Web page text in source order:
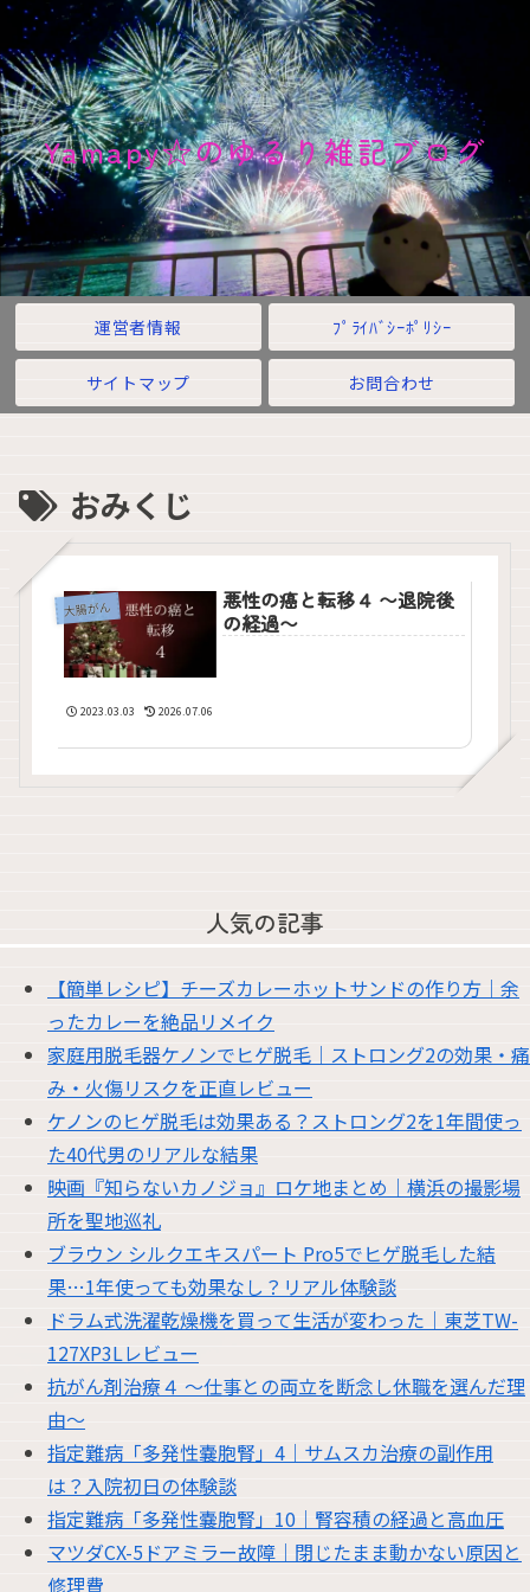
Yamapy☆のゆるり雑記ブログ
運営者情報 ﾌﾟﾗｲﾊﾞｼｰﾎﾟﾘｼｰ
サイトマップ お問合わせ
おみくじ
大腸がん
悪性の癌と転移４ 〜退院後
の経過〜
2023.03.03 2026.07.06
人気の記事
【簡単レシピ】チーズカレーホットサンドの作り方｜余
ったカレーを絶品リメイク
家庭用脱毛器ケノンでヒゲ脱毛｜ストロング2の効果・痛
み・火傷リスクを正直レビュー
ケノンのヒゲ脱毛は効果ある？ストロング2を1年間使っ
た40代男のリアルな結果
映画『知らないカノジョ』ロケ地まとめ｜横浜の撮影場
所を聖地巡礼
ブラウン シルクエキスパート Pro5でヒゲ脱毛した結
果…1年使っても効果なし？リアル体験談
ドラム式洗濯乾燥機を買って生活が変わった｜東芝TW-
127XP3Lレビュー
抗がん剤治療４ 〜仕事との両立を断念し休職を選んだ理
由〜
指定難病「多発性嚢胞腎」4｜サムスカ治療の副作用
は？入院初日の体験談
指定難病「多発性嚢胞腎」10｜腎容積の経過と高血圧
マツダCX-5ドアミラー故障｜閉じたまま動かない原因と
修理費